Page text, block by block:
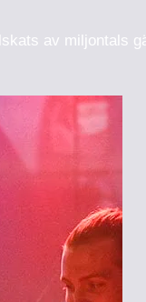
av miljontals